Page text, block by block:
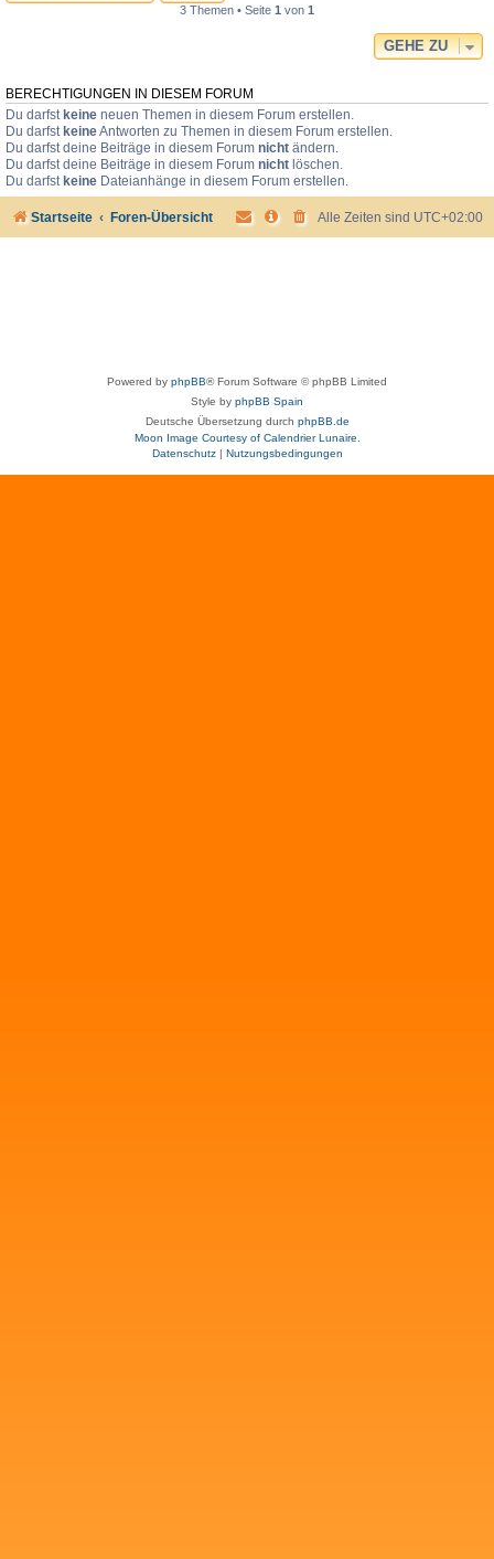
3 Themen • Seite 1 von 1
GEHE ZU
BERECHTIGUNGEN IN DIESEM FORUM
Du darfst keine neuen Themen in diesem Forum erstellen.
Du darfst keineAntworten zu Themen in diesem Forum erstellen.
Du darfst deine Beiträge in diesem Forum nicht ändern.
Du darfst deine Beiträge in diesem Forum nicht löschen.
Du darfst keine Dateianhänge in diesem Forum erstellen.
Startseite Foren-Übersicht Alle Zeiten sind UTC+02:00
Powered by phpBB® Forum Software © phpBB Limited
Style by phpBB Spain
Deutsche Übersetzung durch phpBB.de
Moon Image Courtesy of Calendrier Lunaire.
Datenschutz| Nutzungsbedingungen